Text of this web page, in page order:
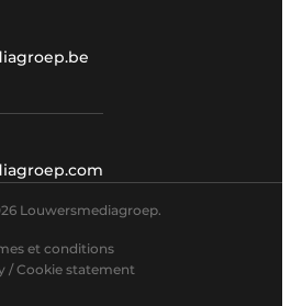
Louwersmediagroep.
et conditions
/ Cookie statement